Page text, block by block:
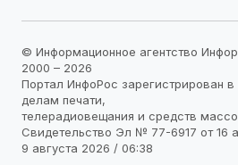
© Информационное агентство
2000 – 2026
Портал ИнфоРос зарегистрирован
делам печати,
телерадиовещания и средств
Свидетельство Эл № 77-6917 от 16
9 августа 2026 / 06:38